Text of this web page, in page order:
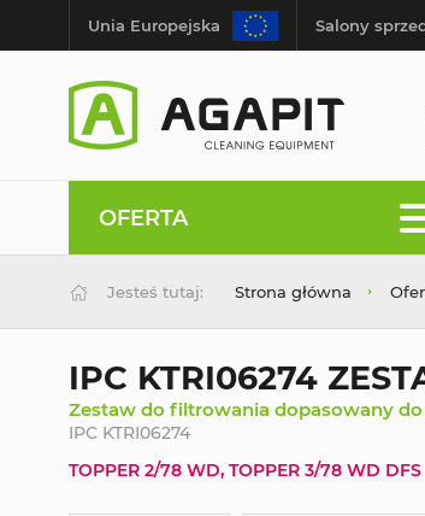
Unia Europejska Salony
OFERTA
Jesteś tutaj: Strona główna
IPC KTRI06274
Zestaw do filtrowania dopasowany
IPC KTRI06274
TOPPER 2/78 WD, TOPPER 3/78 WD DFS